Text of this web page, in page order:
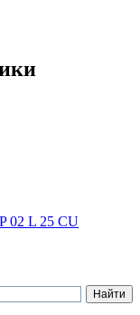
02 L 25 CU